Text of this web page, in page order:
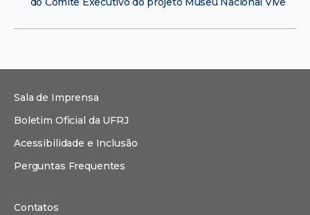
Sala de Imprensa
Boletim Oficial da UFRJ
Acessibilidade e Inclusão
Perguntas Frequentes
Contatos